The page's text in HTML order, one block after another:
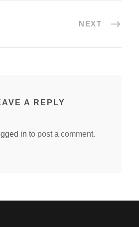
NEXT
A REPLY
in to post a comment.